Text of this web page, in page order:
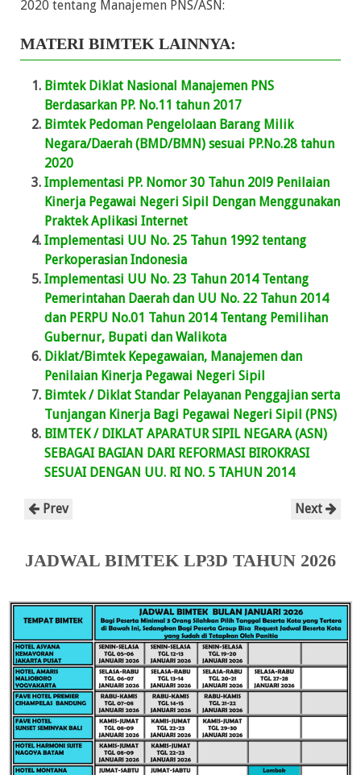
2020 tentang Manajemen PNS/ASN:
MATERI BIMTEK LAINNYA:
Bimtek Diklat Nasional Manajemen PNS
Berdasarkan PP. No.11 tahun 2017
Bimtek Pedoman Pengelolaan Barang Milik
Negara/Daerah (BMD/BMN) sesuai PP.No.28 tahun
2020
Implementasi PP. Nomor 30 Tahun 20l9 Penilaian
Kinerja Pegawai Negeri Sipil Dengan Menggunakan
Praktek Aplikasi Internet
Implementasi UU No. 25 Tahun 1992 tentang
Perkoperasian Indonesia
Implementasi UU No. 23 Tahun 2014 Tentang
Pemerintahan Daerah dan UU No. 22 Tahun 2014
dan PERPU No.01 Tahun 2014 Tentang Pemilihan
Gubernur, Bupati dan Walikota
Diklat/Bimtek Kepegawaian, Manajemen dan
Penilaian Kinerja Pegawai Negeri Sipil
Bimtek / Diklat Standar Pelayanan Penggajian serta
Tunjangan Kinerja Bagi Pegawai Negeri Sipil (PNS)
BIMTEK / DIKLAT APARATUR SIPIL NEGARA (ASN)
SEBAGAI BAGIAN DARI REFORMASI BIROKRASI
SESUAI DENGAN UU. RI NO. 5 TAHUN 2014
Next
Prev
JADWAL BIMTEK LP3D TAHUN 2026